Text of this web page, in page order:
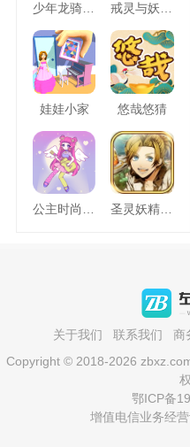
少年龙骑士九游版 戒灵与妖同行
娃娃小家 悠哉悠猜
公主时尚乐园换装 圣灵妖精中文版
关于我们 联系我们 商
Copyright © 2018-2026
鄂ICP备
增值电信业务经